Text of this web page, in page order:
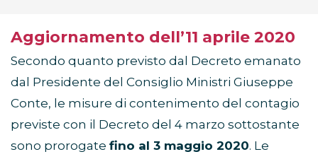
Aggiornamento dell’11 aprile 2020
Secondo quanto previsto dal Decreto emanato
dal Presidente del Consiglio Ministri Giuseppe
Conte, le misure di contenimento del contagio
previste con il Decreto del 4 marzo sottostante
sono prorogate fino al 3 maggio 2020. Le